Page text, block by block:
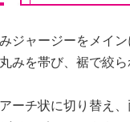
ジャージーをメイ
みを帯び、裾で絞
ーチ状に切り替え